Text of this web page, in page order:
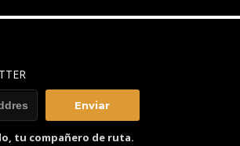
tu compañero de ruta.